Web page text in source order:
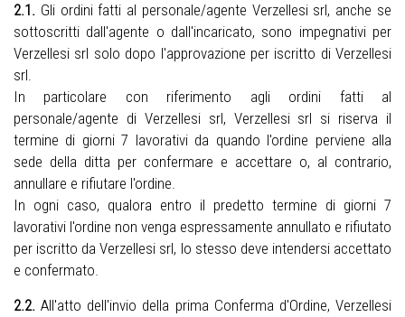
2.1. Gli ordini fatti al personale/agente Verzellesi srl, anche se
sottoscritti dall'agente o dall'incaricato, sono impegnativi per
Verzellesi srl solo dopo l'approvazione per iscritto di Verzellesi
srl.
In particolare con riferimento agli ordini fatti al
personale/agente di Verzellesi srl, Verzellesi srl si riserva il
termine di giorni 7 lavorativi da quando l'ordine perviene alla
sede della ditta per confermare e accettare o, al contrario,
annullare e rifiutare l'ordine.
In ogni caso, qualora entro il predetto termine di giorni 7
lavorativi l'ordine non venga espressamente annullato e rifiutato
per iscritto da Verzellesi srl, lo stesso deve intendersi accettato
e confermato.
2.2. All'atto dell'invio della prima Conferma d'Ordine, Verzellesi